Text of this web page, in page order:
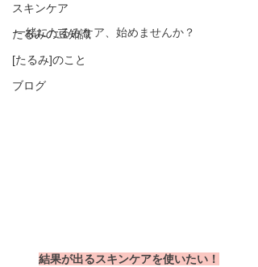
スキンケア
たるみの豆知識
[たるみ]のこと
ブログ
一緒にたるみケア、始めませんか？
結果が出るスキンケアを使いたい！